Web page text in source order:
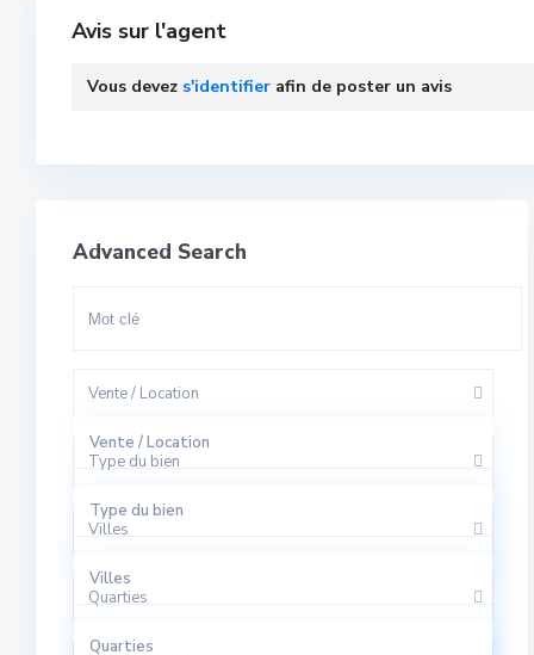
Avis sur l'agent
Vous devez s'identifier afin de poster un avis
Advanced Search
Vente / Location
Vente / Location
Type du bien
Type du bien
Bureaux
Villes
Villes
Quarties
Quarties